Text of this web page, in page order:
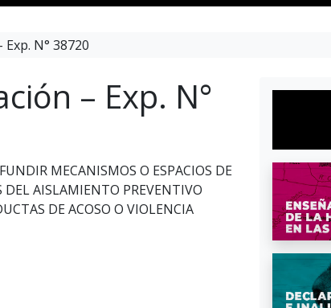
N° 38720
– Exp. N°
MECANISMOS O ESPACIOS DE
AISLAMIENTO PREVENTIVO
DE ACOSO O VIOLENCIA